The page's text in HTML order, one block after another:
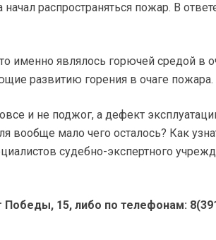
распространяться пожар. В
именно являлось горючей средой в
развитию горения в очаге пожара.
и не поджог, а дефект
вообще мало чего осталось? Как
судебно-экспертного
15, либо по телефонам: